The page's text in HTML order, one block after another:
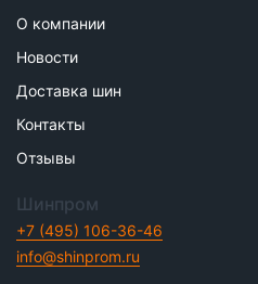
О компании
Новости
Доставка шин
Контакты
Отзывы
Шинпром
+7 (495) 106-36-46
info@shinprom.ru